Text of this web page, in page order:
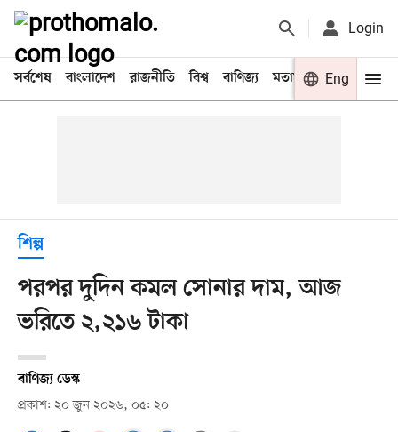
Login
সর্বশেষ বাংলাদেশ রাজনীতি বিশ্ব বাণিজ্য মতামত খেলা
Eng
শিল্প
পরপর দুদিন কমল সোনার দাম, আজ
ভরিতে ২,২১৬ টাকা
বাণিজ্য ডেস্ক
প্রকাশ: ২০ জুন ২০২৬, ০৫: ২০